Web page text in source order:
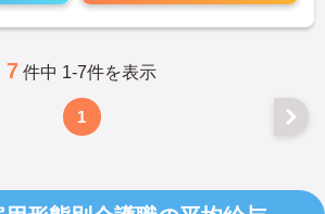
7 件中 1-7件を表示
1